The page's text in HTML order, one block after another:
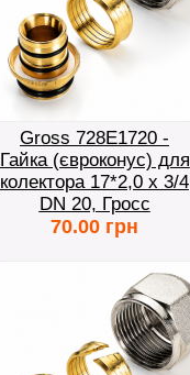
Gross 728E1720 -
Гайка (євроконус) для
колектора 17*2,0 х 3/4
DN 20, Гросс
70.00 грн